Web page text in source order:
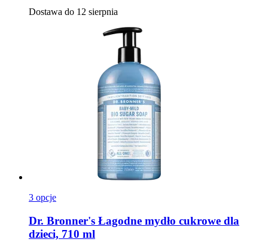
Dostawa do 12 sierpnia
3 opcje
Dr. Bronner's Łagodne mydło cukrowe dla
dzieci, 710 ml